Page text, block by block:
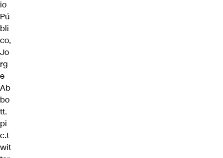
io
Pú
bli
co,
Jo
rg
e
Ab
bo
tt.
pi
c.t
wit